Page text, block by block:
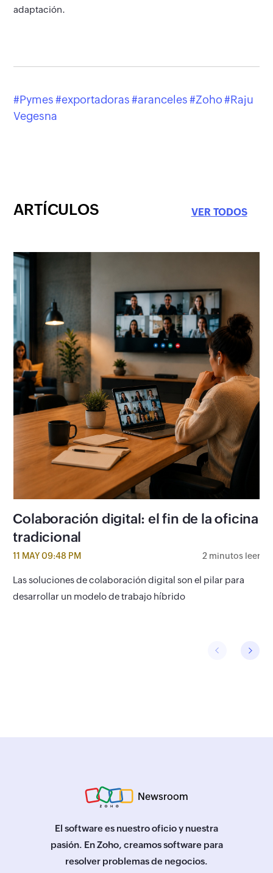
adaptación.
Pymes exportadoras aranceles Zoho
Raju
Vegesna
ARTÍCULOS VER TODOS
Colaboración digital: el fin de la oficina
tradicional
11 MAY 09:48 PM 2 minutos leer
Las soluciones de colaboración digital son el pilar para
desarrollar un modelo de trabajo híbrido
Newsroom
El software es nuestro oficio y nuestra
pasión. En Zoho, creamos software para
resolver problemas de negocios.